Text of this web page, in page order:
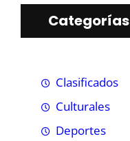
Categorías
Clasificados
Culturales
Deportes